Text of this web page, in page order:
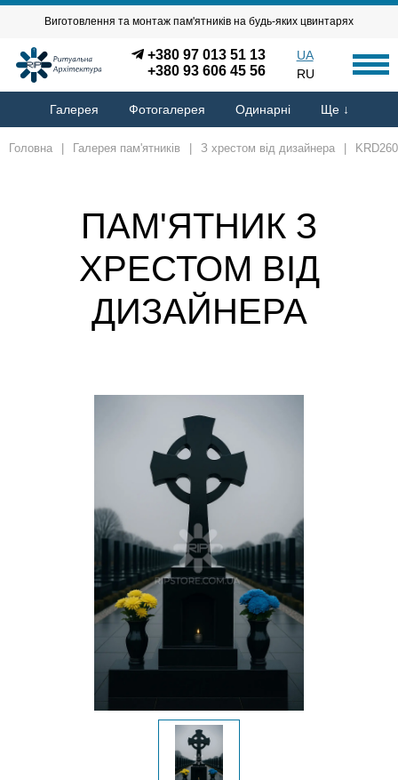
Виготовлення та монтаж пам'ятників на будь-яких цвинтарях
+380 97 013 51 13
+380 93 606 45 56
UA
RU
Галерея Фотогалерея Одинарні Ще ↓
Головна Галерея пам'ятників З хрестом від дизайнера
ПАМ'ЯТНИК З
ХРЕСТОМ ВІД
ДИЗАЙНЕРА